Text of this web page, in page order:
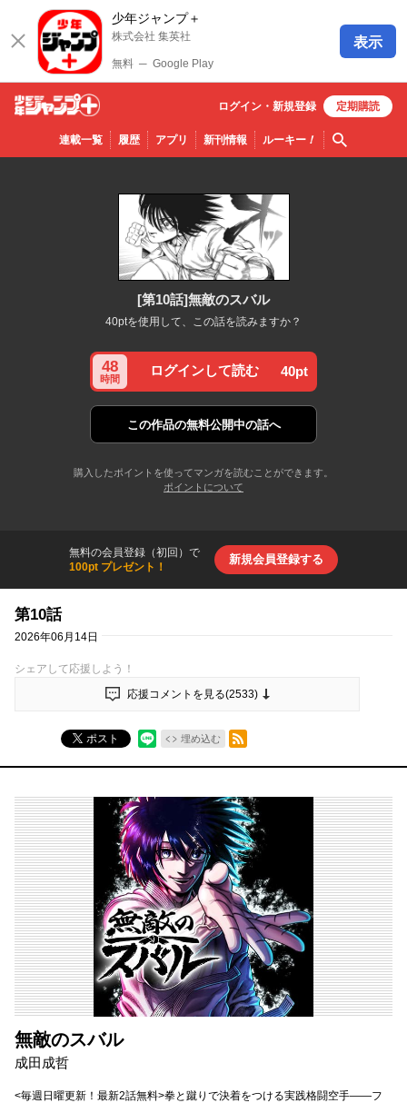
少年ジャンプ＋
株式会社 集英社
無料 ─ Google Play
表示
少年ジ
ャンプ
連載一覧 履歴 アプリ 新刊情報 ルーキー！ 検索
ログイン・ 新規登録 定期購読
[第10話]無敵のスバル
40ptを使用して、この話を読みますか？
48
時間
ログインして読む 40pt
この作品の無料公開中の話へ
購入したポイントを使ってマンガを読むことができます。
ポイントについて
無料の会員登録（初回）で
100pt プレゼント！
新規会員登録する
第10話
2026年06月14日
シェアして応援しよう！
応援コメントを見る(2533)
ポスト 埋め込む
RSSフィード
無敵のスバル
成田成哲
<毎週日曜更新！最新2話無料>拳と蹴りで決着をつける実践格闘空手——フ